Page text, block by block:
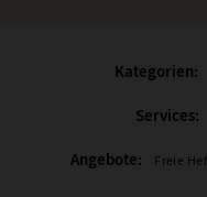
Kategorien:
Services:
Angebote: Freie